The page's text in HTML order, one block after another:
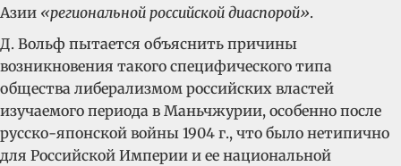
Азии «региональной российской диаспорой».
Д. Вольф пытается объяснить причины
возникновения такого специфического типа
общества либерализмом российских властей
изучаемого периода в Маньчжурии, особенно после
русско-японской войны 1904 г., что было нетипично
для Российской Империи и ее национальной